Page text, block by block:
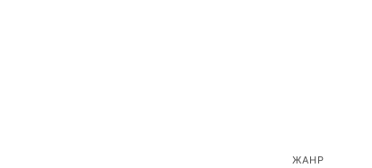
ЖАНР